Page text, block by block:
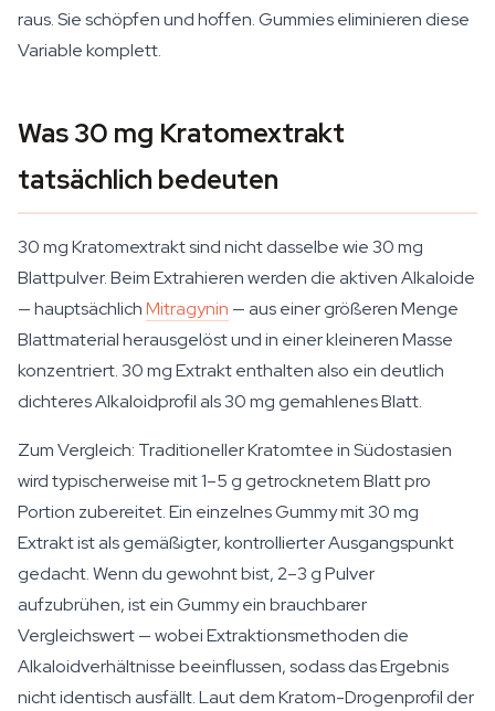
raus. Sie schöpfen und hoffen. Gummies eliminieren diese
Variable komplett.
Was 30 mg Kratomextrakt
tatsächlich bedeuten
30 mg Kratomextrakt sind nicht dasselbe wie 30 mg
Blattpulver. Beim Extrahieren werden die aktiven Alkaloide
— hauptsächlichMitragynin — aus einer größeren Menge
Blattmaterial herausgelöst und in einer kleineren Masse
konzentriert. 30 mg Extrakt enthalten also ein deutlich
dichteres Alkaloidprofil als 30 mg gemahlenes Blatt.
Zum Vergleich: Traditioneller Kratomtee in Südostasien
wird typischerweise mit 1–5 g getrocknetem Blatt pro
Portion zubereitet. Ein einzelnes Gummy mit 30 mg
Extrakt ist als gemäßigter, kontrollierter Ausgangspunkt
gedacht. Wenn du gewohnt bist, 2–3 g Pulver
aufzubrühen, ist ein Gummy ein brauchbarer
Vergleichswert — wobei Extraktionsmethoden die
Alkaloidverhältnisse beeinflussen, sodass das Ergebnis
nicht identisch ausfällt. Laut dem Kratom-Drogenprofil der